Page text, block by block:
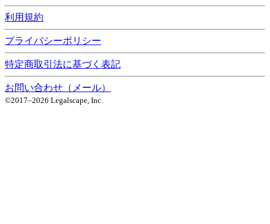
利用規約
プライバシーポリシー
特定商取引法に基づく表記
お問い合わせ（メール）
©2017–2026 Legalscape, Inc.